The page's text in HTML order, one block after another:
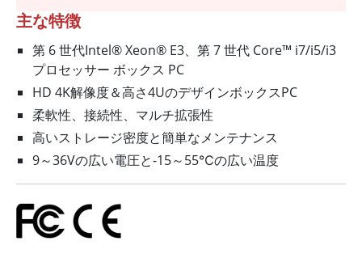
主な特徴
第 6 世代Intel® Xeon® E3、第 7 世代 Core™ i7/i5/i3
プロセッサー ボックス PC
HD 4K解像度＆高さ4UのデザインボックスPC
柔軟性、接続性、マルチ拡張性
高いストレージ密度と簡単なメンテナンス
9～36Vの広い電圧と-15～55℃の広い温度